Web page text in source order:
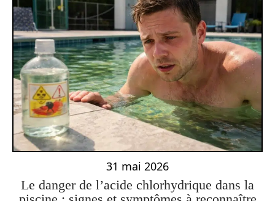
31 mai 2026
Le danger de l’acide chlorhydrique dans la